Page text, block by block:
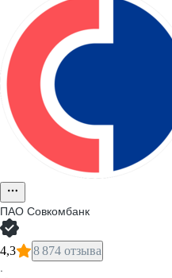
ПАО Совкомбанк
4,3 8 874 отзыва
·